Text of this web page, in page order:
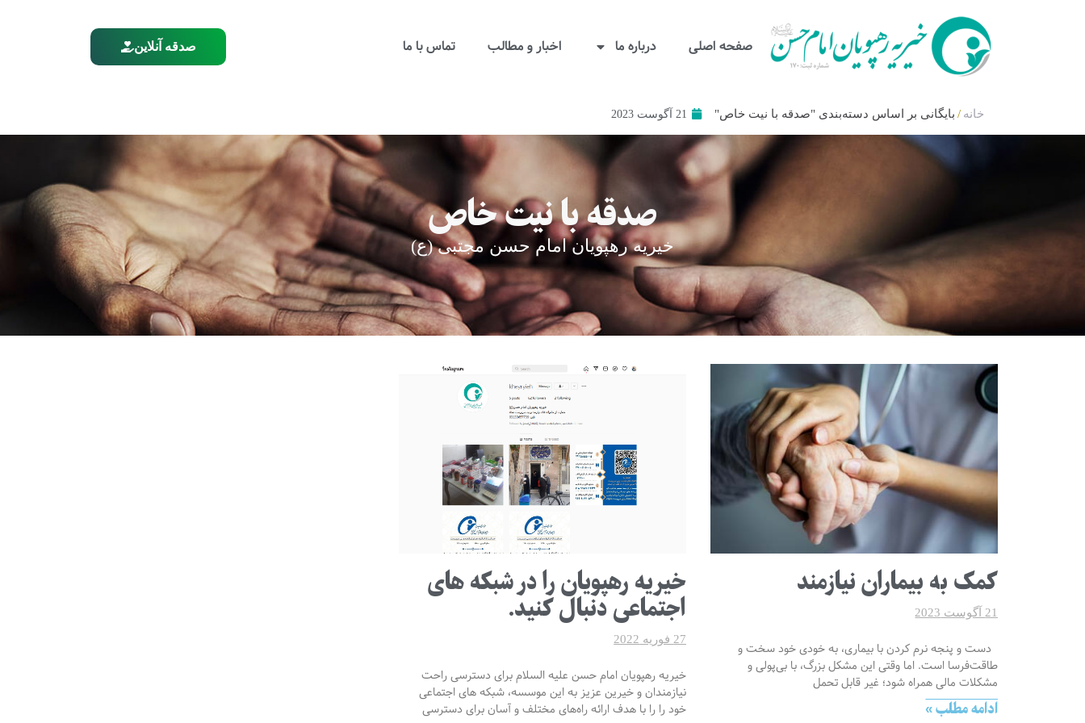
صفحه اصلی درباره ما اخبار و مطالب تماس با ما صدقه آنلاین
خانه / بایگانی بر اساس دسته‌بندی "صدقه با نیت خاص" 21 آگوست 2023
صدقه با نیت خاص
خیریه رهپویان امام حسن مجتبی (ع)
کمک به بیماران نیازمند
21 آگوست 2023
دست و پنجه نرم کردن با بیماری، به خودی خود سخت و
طاقت‌فرسا است. اما وقتی این مشکل بزرگ، با بی‌پولی و
مشکلات مالی همراه شود؛ غیر قابل تحمل
ادامه مطلب »
خیریه رهپویان را در شبکه های
اجتماعی دنبال کنید.
27 فوریه 2022
خیریه رهپویان امام حسن علیه السلام برای دسترسی راحت
نیازمندان و خیرین عزیز به این موسسه، شبکه های اجتماعی
خود را را با هدف ارائه راه‌های مختلف و آسان برای دسترسی